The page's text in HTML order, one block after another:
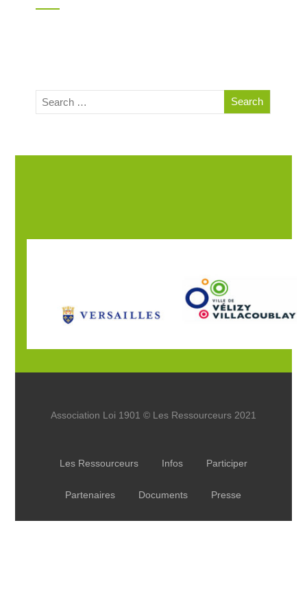
Association Loi 1901 © Les Ressourceurs 2021
Les Ressourceurs Infos Participer
Partenaires Documents Presse